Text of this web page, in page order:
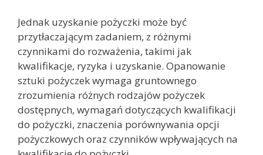
Jednak uzyskanie pożyczki może być
przytłaczającym zadaniem, z różnymi
czynnikami do rozważenia, takimi jak
kwalifikacje, ryzyka i uzyskanie. Opanowanie
sztuki pożyczek wymaga gruntownego
zrozumienia różnych rodzajów pożyczek
dostępnych, wymagań dotyczących kwalifikacji
do pożyczki, znaczenia porównywania opcji
pożyczkowych oraz czynników wpływających na